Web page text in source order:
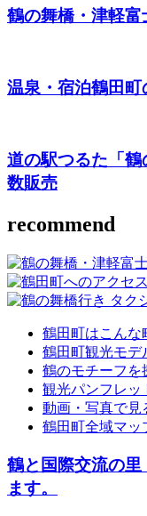
鶴の舞橋・津軽
温泉・宿泊鶴田町
道の駅つるた「
数販売
recommend
鶴田町はこんな
鶴田町観光モデ
鶴のモチーフを
観光パンフレッ
動画・写真で見
鶴田町全域マッ
鶴と国際交流の
ます。